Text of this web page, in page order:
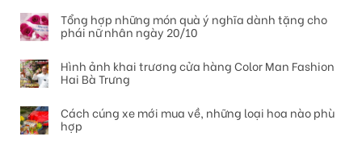
Tổng hợp những món quà ý nghĩa dành tặng cho
phái nữ nhân ngày 20/10
Hình ảnh khai trương cửa hàng Color Man Fashion
Hai Bà Trưng
Cách cúng xe mới mua về, những loại hoa nào phù
hợp